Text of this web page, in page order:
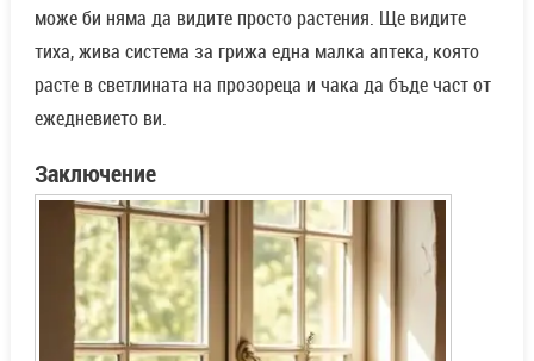
може би няма да видите просто растения. Ще видите
тиха, жива система за грижа една малка аптека, която
расте в светлината на прозореца и чака да бъде част от
ежедневието ви.
Заключение